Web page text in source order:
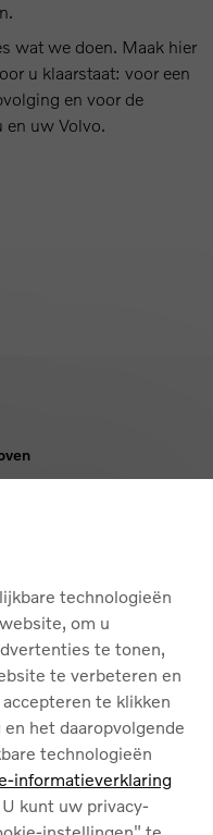
wat we doen. Maak hier
u klaarstaat: voor een
en voor de
en uw Volvo.
technologieën
om u
te tonen,
te verbeteren en
te klikken
het daaropvolgende
technologieën
informatieverklaring
U kunt uw privacy-